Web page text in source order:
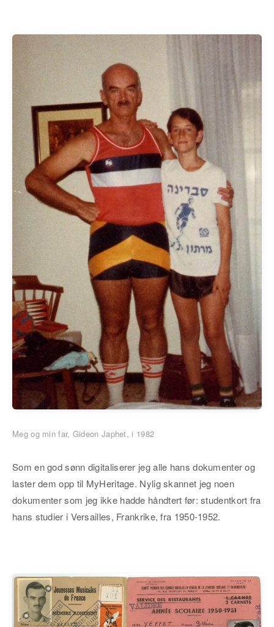
Meg og min far, Gideon Japhet, i 1982
Som en god sønn digitaliserer jeg alle hans dokumenter og
laster dem opp til MyHeritage. Nylig skannet jeg noen
dokumenter som jeg ikke hadde håndtert før: studentkort fra
hans studier i Versailles, Frankrike, fra 1950-1952.